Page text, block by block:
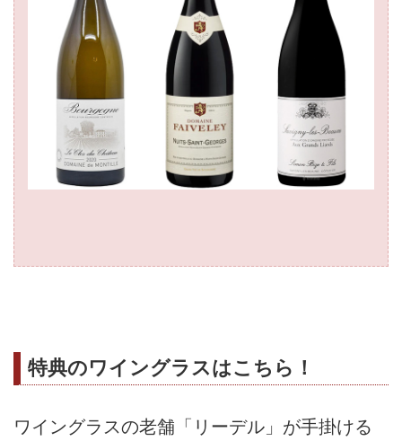
特典のワイングラスはこちら！
ワイングラスの老舗「リーデル」が手掛ける